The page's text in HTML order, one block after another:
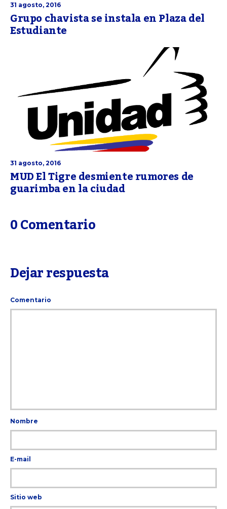
31 agosto, 2016
Grupo chavista se instala en Plaza del
Estudiante
31 agosto, 2016
MUD El Tigre desmiente rumores de
guarimba en la ciudad
0 Comentario
Dejar respuesta
Comentario
Nombre
E-mail
Sitio web